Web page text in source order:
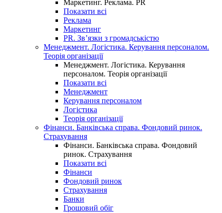
Маркетинг. Реклама. PR
Показати всі
Реклама
Маркетинг
PR. Зв’язки з громадськістю
Менеджмент. Логістика. Керування персоналом.
Теорія організації
Менеджмент. Логістика. Керування
персоналом. Теорія організації
Показати всі
Менеджмент
Керування персоналом
Логістика
Теорія організації
Фінанси. Банківська справа. Фондовий ринок.
Страхування
Фінанси. Банківська справа. Фондовий
ринок. Страхування
Показати всі
Фінанси
Фондовий ринок
Страхування
Банки
Грошовий обіг